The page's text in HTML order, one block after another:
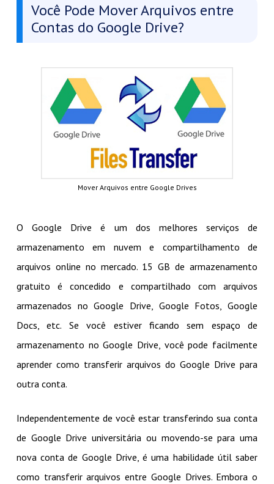
Você Pode Mover Arquivos entre
Contas do Google Drive?
Mover Arquivos entre Google Drives
O Google Drive é um dos melhores serviços de
armazenamento em nuvem e compartilhamento de
arquivos online no mercado. 15 GB de armazenamento
gratuito é concedido e compartilhado com arquivos
armazenados no Google Drive, Google Fotos, Google
Docs, etc. Se você estiver ficando sem espaço de
armazenamento no Google Drive, você pode facilmente
aprender como transferir arquivos do Google Drive para
outra conta.
Independentemente de você estar transferindo sua conta
de Google Drive universitária ou movendo-se para uma
nova conta de Google Drive, é uma habilidade útil saber
como transferir arquivos entre Google Drives. Embora o